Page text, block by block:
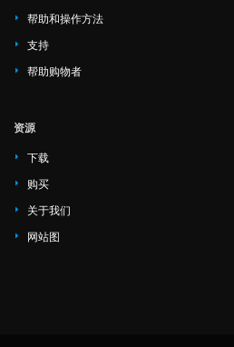
帮助和操作方法
支持
帮助购物者
资源
下载
购买
关于我们
网站图